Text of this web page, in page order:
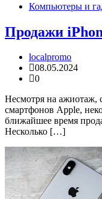
Компьютеры и
Продажи
localpromo
08.05.2024
0
Несмотря на ажиотаж,
смартфонов Apple,
ближайшее время
Несколько […]